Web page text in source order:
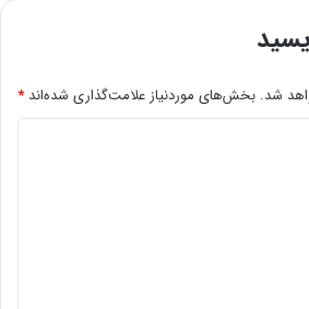
شد. بخش‌های موردنیاز علامت‌گذاری شده‌اند *